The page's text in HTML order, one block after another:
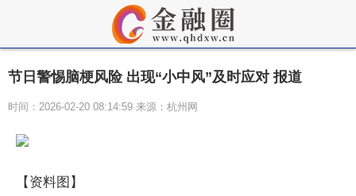
节日警惕脑梗风险 出现“小中风”及时应对 报道
时间：2026-02-20 08:14:59 来源：杭州网
【资料图】